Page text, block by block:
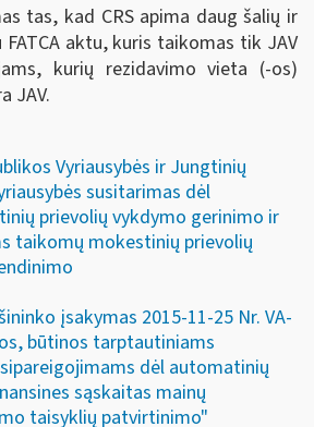
tas, kad CRS apima daug šalių ir
aktu, kuris taikomas tik JAV
kurių rezidavimo vieta (-os)
JAV.
Vyriausybės ir Jungtinių
susitarimas dėl
prievolių vykdymo gerinimo ir
taikomų mokestinių prievolių
įsakymas 2015-11-25 Nr. VA-
būtinos tarptautiniams
dėl automatinių
sąskaitas mainų
taisyklių patvirtinimo"